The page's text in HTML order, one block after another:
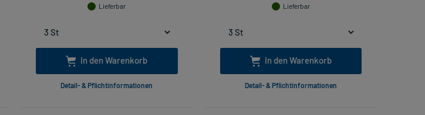
Lieferbar
In den Warenkorb
Detail- & Pflichtinformationen
Lieferbar
In den Warenkorb
Detail- & Pflichtinformationen